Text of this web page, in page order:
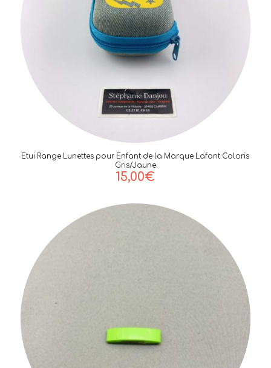
Etui Range Lunettes pour Enfant de la Marque Lafont Coloris
Gris/Jaune
15,00€